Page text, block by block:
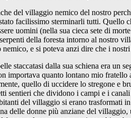
del villaggio nemico del nostro
facilissimo sterminarli tutti.
uomini (nella sua cieca sete di
della foresta intorno al nostro
e si poteva anzi dire che i
staccatasi dalla sua schiena era un
importava quanto lontano mio
quello di uccidere lo stregone
sentieri che dividono i campi e i
del villaggio si erano trasformati
delle donne più anziane del